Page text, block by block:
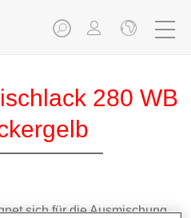
280 WB
sich für die Ausmischung